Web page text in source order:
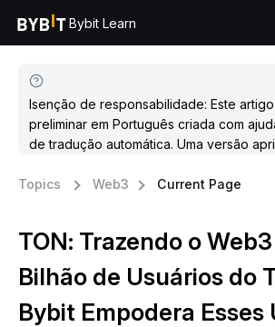
Bybit Learn
Isenção de responsabilidade: Este
preliminar em Português criada com
de tradução automática. Uma versão
Topics
Web3 Current Page
TON: Trazendo o
Bilhão de Usuários do
Bybit Empodera Esses